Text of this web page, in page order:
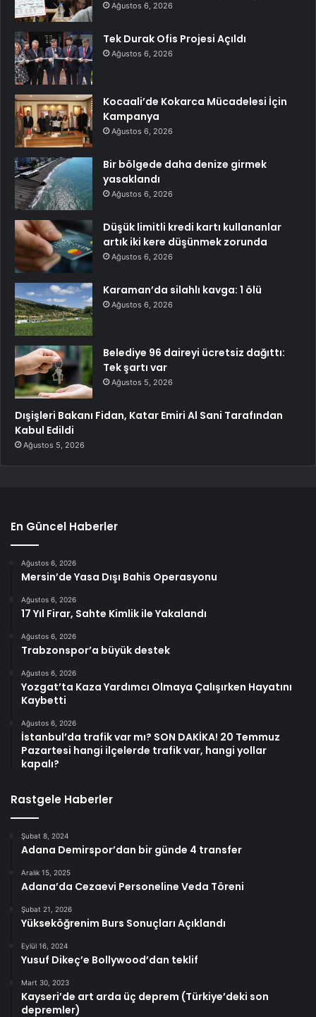
Ağustos 6, 2026
Tek Durak Ofis Projesi Açıldı
Ağustos 6, 2026
Kocaali’de Kokarca Mücadelesi İçin
Kampanya
Ağustos 6, 2026
Bir bölgede daha denize girmek
yasaklandı
Ağustos 6, 2026
Düşük limitli kredi kartı kullananlar
artık iki kere düşünmek zorunda
Ağustos 6, 2026
Karaman’da silahlı kavga: 1 ölü
Ağustos 6, 2026
Belediye 96 daireyi ücretsiz dağıttı:
Tek şartı var
Ağustos 5, 2026
Dışişleri Bakanı Fidan, Katar Emiri Al Sani Tarafından
Kabul Edildi
Ağustos 5, 2026
En Güncel Haberler
Ağustos 6, 2026
Mersin’de Yasa Dışı Bahis Operasyonu
Ağustos 6, 2026
17 Yıl Firar, Sahte Kimlik ile Yakalandı
Ağustos 6, 2026
Trabzonspor’a büyük destek
Ağustos 6, 2026
Yozgat’ta Kaza Yardımcı Olmaya Çalışırken Hayatını
Kaybetti
Ağustos 6, 2026
İstanbul’da trafik var mı? SON DAKİKA! 20 Temmuz
Pazartesi hangi ilçelerde trafik var, hangi yollar
kapalı?
Rastgele Haberler
Şubat 8, 2024
Adana Demirspor’dan bir günde 4 transfer
Aralık 15, 2025
Adana’da Cezaevi Personeline Veda Töreni
Şubat 21, 2026
Yükseköğrenim Burs Sonuçları Açıklandı
Eylül 16, 2024
Yusuf Dikeç’e Bollywood’dan teklif
Mart 30, 2023
Kayseri’de art arda üç deprem (Türkiye’deki son
depremler)